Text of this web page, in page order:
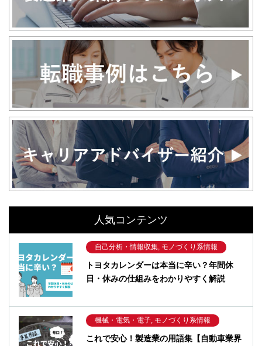
人気コンテンツ
自己分析・情報収集, モノづくり系情報
トヨタカレンダーは本当に辛い？年間休
日・休みの仕組みをわかりやすく解説
機械・電気・電子, モノづくり系情報
これで安心！製造業の用語集【自動車業界